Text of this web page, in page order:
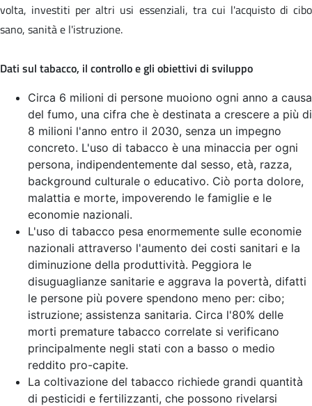
volta, investiti per altri usi essenziali, tra cui l'acquisto di cibo
sano, sanità e l'istruzione.
Dati sul tabacco, il controllo e gli obiettivi di sviluppo
Circa 6 milioni di persone muoiono ogni anno a causa
del fumo, una cifra che è destinata a crescere a più di
8 milioni l'anno entro il 2030, senza un impegno
concreto. L'uso di tabacco è una minaccia per ogni
persona, indipendentemente dal sesso, età, razza,
background culturale o educativo. Ciò porta dolore,
malattia e morte, impoverendo le famiglie e le
economie nazionali.
L'uso di tabacco pesa enormemente sulle economie
nazionali attraverso l'aumento dei costi sanitari e la
diminuzione della produttività. Peggiora le
disuguaglianze sanitarie e aggrava la povertà, difatti
le persone più povere spendono meno per: cibo;
istruzione; assistenza sanitaria. Circa l'80% delle
morti premature tabacco correlate si verificano
principalmente negli stati con a basso o medio
reddito pro-capite.
La coltivazione del tabacco richiede grandi quantità
di pesticidi e fertilizzanti, che possono rivelarsi